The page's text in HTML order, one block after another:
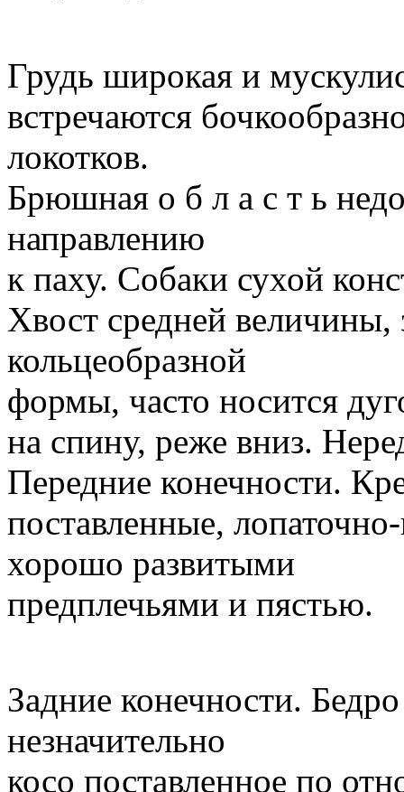
Грудь широкая и
встречаются
локотков.
Брюшная о б л а с т ь
направлению
к паху. Собаки сухой
Хвост средней
кольцеобразной
формы, часто носится
на спину, реже вниз.
Передние конечности.
поставленные,
хорошо развитыми
предплечьями и пястью.
Задние конечности.
незначительно
косо поставленное по